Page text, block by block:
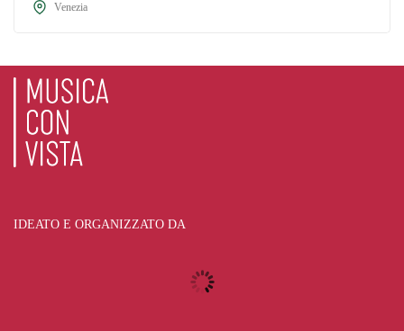
Venezia
IDEATO E ORGANIZZATO DA